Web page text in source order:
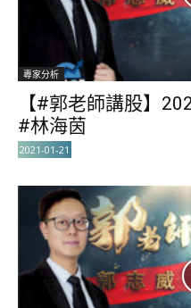
專家分析
【#郭老師講股】
#林海茵
2021-01-21